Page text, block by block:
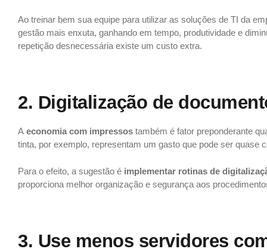
Ao treinar bem sua equipe para utilizar as soluções de TI da
gestão mais enxuta, ganhando em tempo, produtividade e
repetição desnecessária existe um custo extra.
2. Digitalização de
A economia com impressos também é fator preponderante
tinta, por exemplo, representam um gasto que pode ser quase
Para o efeito, a sugestão é implementar rotinas de
proporciona melhor organização e segurança aos
3. Use menos servidores